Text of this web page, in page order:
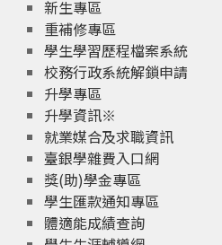
新生專區
重補修專區
學生學習歷程檔案系統
校務行政系統解鎖申請
升學專區
升學資訊※
就業媒合及求職資訊
臺銀學雜費入口網
獎(助)學金專區
學生匯款通知專區
體適能成績查詢